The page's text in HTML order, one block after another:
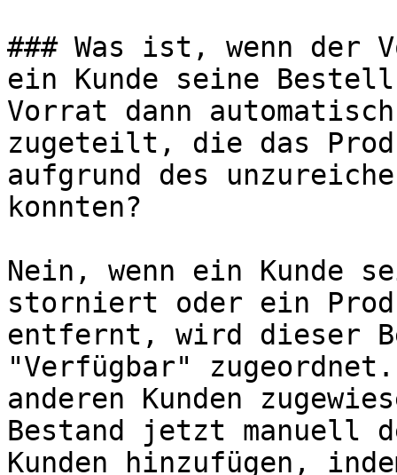
### Was ist, wenn der
ein Kunde seine
Vorrat dann automatisch
zugeteilt, die das
aufgrund des
konnten?
Nein, wenn ein Kunde
storniert oder ein
entfernt, wird dieser
"Verfügbar"
anderen Kunden
Bestand jetzt manuell
Kunden hinzufügen,